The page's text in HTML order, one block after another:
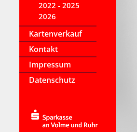
2022 - 2025
2026
Kartenverkauf
Kontakt
Impressum
Datenschutz